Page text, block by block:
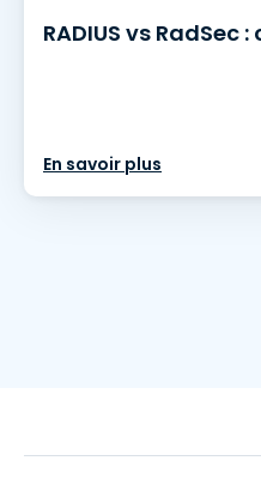
RADIUS vs RadSec
En savoir plus